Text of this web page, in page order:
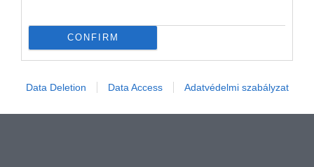
CONFIRM
Data Deletion Data Access Adatvédelmi szabályzat
Először lépte át a 29 ezer milliárd forintot a magyar háztartások
értékpapírban tartott vagyona. A legtöbb friss pénz befektetési